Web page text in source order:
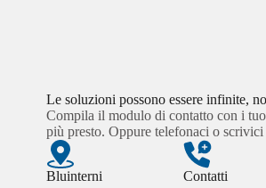
Le soluzioni possono essere infinite,
Compila il modulo di contatto con i
più presto. Oppure telefonaci o scrivici
Bluinterni
Contatti